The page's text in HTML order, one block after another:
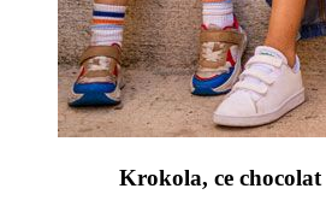
Krokola, ce chocolat